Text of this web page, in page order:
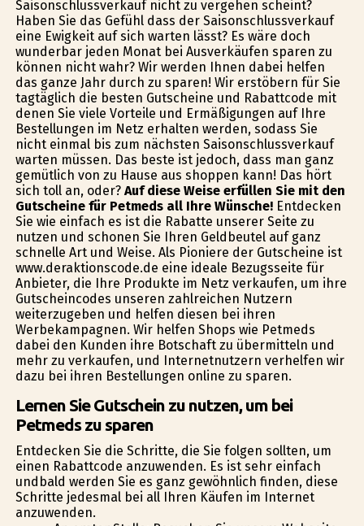
Saisonschlussverkauf nicht zu vergehen scheint?
Haben Sie das Gefühl dass der Saisonschlussverkauf
eine Ewigkeit auf sich warten lässt? Es wäre doch
wunderbar jeden Monat bei Ausverkäufen sparen zu
können nicht wahr? Wir werden Ihnen dabei helfen
das ganze Jahr durch zu sparen! Wir erstöbern für Sie
tagtäglich die besten Gutscheine und Rabattcode mit
denen Sie viele Vorteile und Ermäßigungen auf Ihre
Bestellungen im Netz erhalten werden, sodass Sie
nicht einmal bis zum nächsten Saisonschlussverkauf
warten müssen. Das beste ist jedoch, dass man ganz
gemütlich von zu Hause aus shoppen kann! Das hört
sich toll an, oder? Auf diese Weise erfüllen Sie mit den
Gutscheine für Petmeds all Ihre Wünsche!Entdecken
Sie wie einfach es ist die Rabatte unserer Seite zu
nutzen und schonen Sie Ihren Geldbeutel auf ganz
schnelle Art und Weise. Als Pioniere der Gutscheine ist
www.deraktionscode.de eine ideale Bezugsseite für
Anbieter, die Ihre Produkte im Netz verkaufen, um ihre
Gutscheincodes unseren zahlreichen Nutzern
weiterzugeben und helfen diesen bei ihren
Werbekampagnen. Wir helfen Shops wie Petmeds
dabei den Kunden ihre Botschaft zu übermitteln und
mehr zu verkaufen, und Internetnutzern verhelfen wir
dazu bei ihren Bestellungen online zu sparen.
Lernen Sie Gutschein zu nutzen, um bei
Petmeds zu sparen
Entdecken Sie die Schritte, die Sie folgen sollten, um
einen Rabattcode anzuwenden. Es ist sehr einfach
undbald werden Sie es ganz gewöhnlich finden, diese
Schritte jedesmal bei all Ihren Käufen im Internet
anzuwenden.